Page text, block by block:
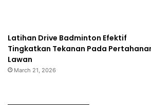
Latihan Drive Badminton Efektif
Tingkatkan Tekanan Pada
Lawan
March 21, 2026